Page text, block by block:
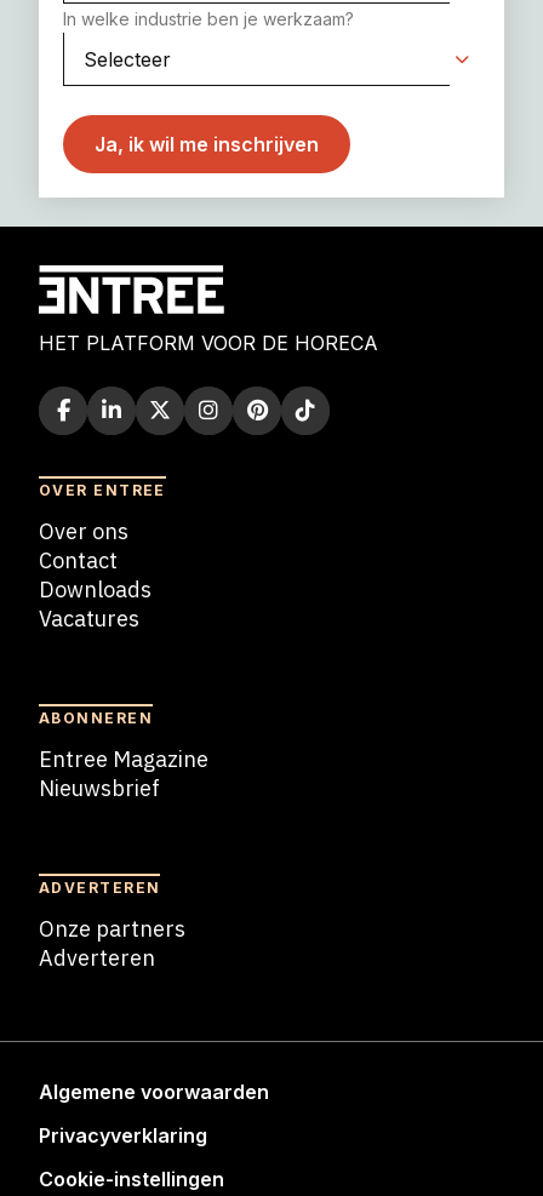
In welke industrie ben je werkzaam?
HET PLATFORM VOOR DE HORECA
OVER ENTREE
Over ons
Contact
Downloads
Vacatures
ABONNEREN
Entree Magazine
Nieuwsbrief
ADVERTEREN
Onze partners
Adverteren
Algemene voorwaarden
Privacyverklaring
Cookie-instellingen